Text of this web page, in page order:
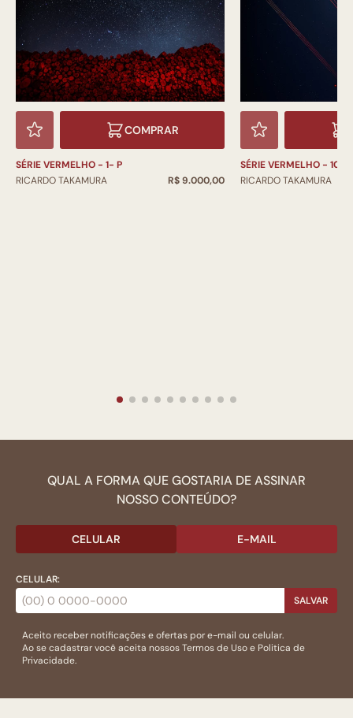
COMPRAR
SÉRIE VERMELHO - 1- P
RICARDO TAKAMURA
R$ 9.000,00
SÉRIE VERMELHO - 10 -
RICARDO TAKAMURA
QUAL A FORMA QUE GOSTARIA DE ASSINAR
NOSSO CONTEÚDO?
CELULAR E-MAIL
CELULAR:
SALVAR
Aceito receber notificações e ofertas por e-mail ou celular.
Ao se cadastrar você aceita nossosTermos de Usoe Politica de
Privacidade.